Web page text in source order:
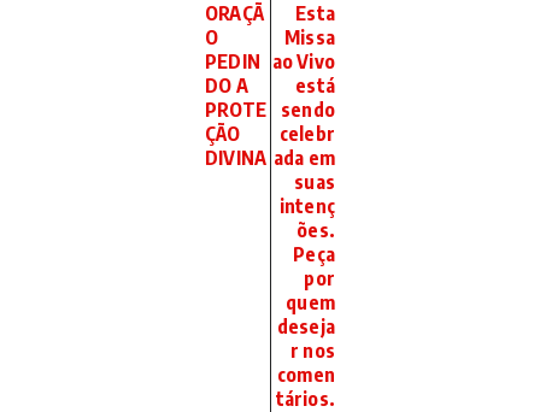
ORAÇÃ
O
PEDIN
DO A
PROTE
ÇÃO
DIVINA
Esta
Missa
ao Vivo
está
sendo
celebr
ada em
suas
intenç
ões.
Peça
por
quem
deseja
r nos
comen
tários.